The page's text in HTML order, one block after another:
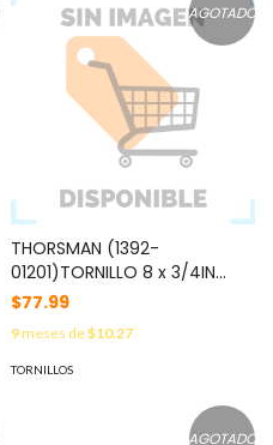
AGOTADO
THORSMAN (1392-
01201)TORNILLO 8 x 3/4IN
P/TAQUETE TP0 (100PZS) TH-
$77.99
9meses de$10.27
TORNILLOS
AGOTADO